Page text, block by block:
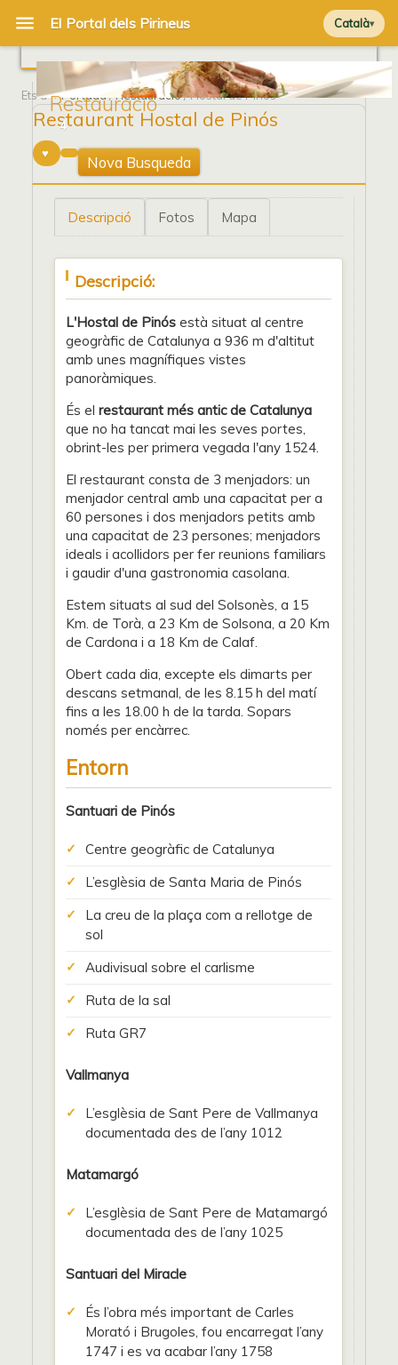
Català
Restauració
Ets a Portada/ Restauració/ Hostal de Pinós
Restaurant Hostal de Pinós
4
Nova Busqueda
Descripció Fotos Mapa
Descripció:
L'Hostal de Pinós està situat al centre
geogràfic de Catalunya a 936 m d'altitut
amb unes magnífiques vistes
panoràmiques.
És el restaurant més antic de Catalunya
que no ha tancat mai les seves portes,
obrint-les per primera vegada l'any 1524.
El restaurant consta de 3 menjadors: un
menjador central amb una capacitat per a
60 persones i dos menjadors petits amb
una capacitat de 23 persones; menjadors
ideals i acollidors per fer reunions familiars
i gaudir d'una gastronomia casolana.
Estem situats al sud del Solsonès, a 15
Km. de Torà, a 23 Km de Solsona, a 20 Km
de Cardona i a 18 Km de Calaf.
Obert cada dia, excepte els dimarts per
descans setmanal, de les 8.15 h del matí
fins a les 18.00 h de la tarda. Sopars
només per encàrrec.
Entorn
Santuari de Pinós
Centre geogràfic de Catalunya
L’esglèsia de Santa Maria de Pinós
La creu de la plaça com a rellotge de
sol
Audivisual sobre el carlisme
Ruta de la sal
Ruta GR7
Vallmanya
L’esglèsia de Sant Pere de Vallmanya
documentada des de l’any 1012
Matamargó
L’esglèsia de Sant Pere de Matamargó
documentada des de l’any 1025
Santuari del Miracle
És l’obra més important de Carles
Morató i Brugoles, fou encarregat l’any
1747 i es va acabar l’any 1758